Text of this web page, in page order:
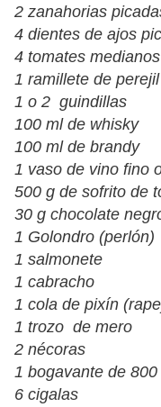
2 zanahorias
4 dientes de ajos
4 tomates
1 ramillete de perejil
1 o 2 guindillas
100 ml de whisky
100 ml de brandy
1 vaso de vino fino
500 g de sofrito de
30 g chocolate
1 Golondro (perlón)
1 salmonete
1 cabracho
1 cola de pixín
1 trozo de mero
2 nécoras
1 bogavante de 800
6 cigalas